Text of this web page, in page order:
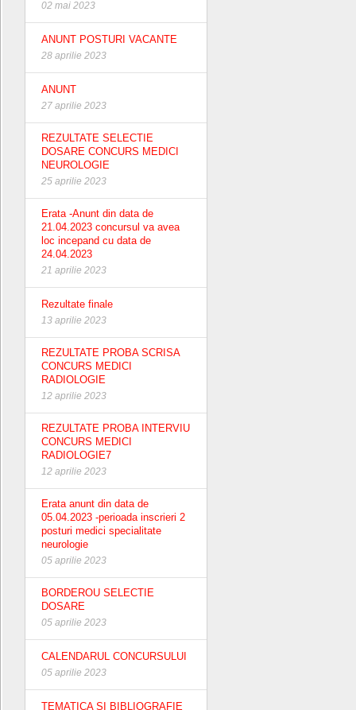
02 mai 2023
ANUNT POSTURI VACANTE
28 aprilie 2023
ANUNT
27 aprilie 2023
REZULTATE SELECTIE
DOSARE CONCURS MEDICI
NEUROLOGIE
25 aprilie 2023
Erata -Anunt din data de
21.04.2023 concursul va avea
loc incepand cu data de
24.04.2023
21 aprilie 2023
Rezultate finale
13 aprilie 2023
REZULTATE PROBA SCRISA
CONCURS MEDICI
RADIOLOGIE
12 aprilie 2023
REZULTATE PROBA INTERVIU
CONCURS MEDICI
RADIOLOGIE7
12 aprilie 2023
Erata anunt din data de
05.04.2023 -perioada inscrieri 2
posturi medici specialitate
neurologie
05 aprilie 2023
BORDEROU SELECTIE
DOSARE
05 aprilie 2023
CALENDARUL CONCURSULUI
05 aprilie 2023
TEMATICA SI BIBLIOGRAFIE